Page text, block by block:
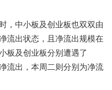
，中小板及创业板也双双由
流出状态，且净流出规模在
板及创业板分别遭遇了
流出，本周二则分别为净流